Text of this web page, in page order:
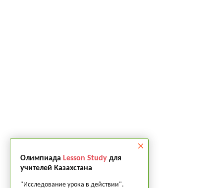
Олимпиада Lesson Study для
учителей Казахстана
"Исследование урока в действии".